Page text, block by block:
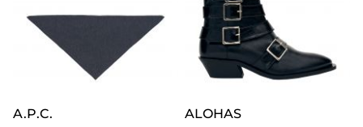
A.P.C. ALOHAS